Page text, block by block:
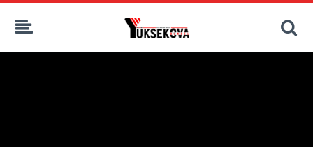
kaçak bahis
deneme bonusu